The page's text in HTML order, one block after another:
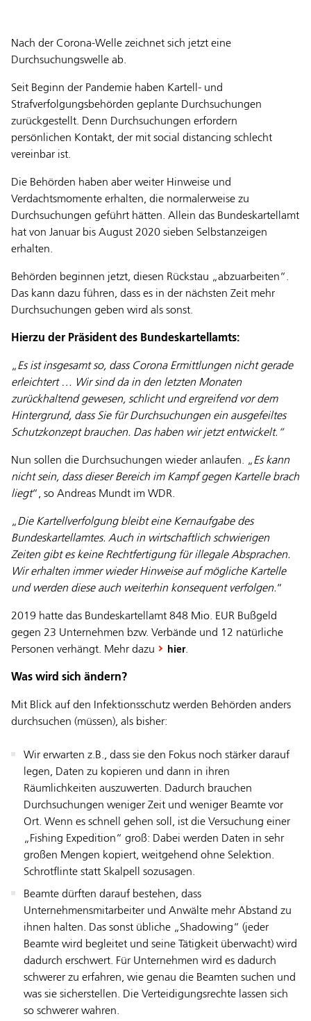
Nach der Corona-Welle zeichnet sich jetzt eine
Durchsuchungswelle ab.
Seit Beginn der Pandemie haben Kartell- und
Strafverfolgungsbehörden geplante Durchsuchungen
zurückgestellt. Denn Durchsuchungen erfordern
persönlichen Kontakt, der mit social distancing schlecht
vereinbar ist.
Die Behörden haben aber weiter Hinweise und
Verdachtsmomente erhalten, die normalerweise zu
Durchsuchungen geführt hätten. Allein das Bundeskartellamt
hat von Januar bis August 2020 sieben Selbstanzeigen
erhalten.
Behörden beginnen jetzt, diesen Rückstau „abzuarbeiten“.
Das kann dazu führen, dass es in der nächsten Zeit mehr
Durchsuchungen geben wird als sonst.
Hierzu der Präsident des Bundeskartellamts:
„Es ist insgesamt so, dass Corona Ermittlungen nicht gerade
erleichtert … Wir sind da in den letzten Monaten
zurückhaltend gewesen, schlicht und ergreifend vor dem
Hintergrund, dass Sie für Durchsuchungen ein ausgefeiltes
Schutzkonzept brauchen. Das haben wir jetzt entwickelt.“
Nun sollen die Durchsuchungen wieder anlaufen. „Es kann
nicht sein, dass dieser Bereich im Kampf gegen Kartelle brach
liegt“, so Andreas Mundt im WDR.
„Die Kartellverfolgung bleibt eine Kernaufgabe des
Bundeskartellamtes. Auch in wirtschaftlich schwierigen
Zeiten gibt es keine Rechtfertigung für illegale Absprachen.
Wir erhalten immer wieder Hinweise auf mögliche Kartelle
und werden diese auch weiterhin konsequent verfolgen.“
2019 hatte das Bundeskartellamt 848 Mio. EUR Bußgeld
gegen 23 Unternehmen bzw. Verbände und 12 natürliche
Personen verhängt. Mehr dazu
hier.
Was wird sich ändern?
Mit Blick auf den Infektionsschutz werden Behörden anders
durchsuchen (müssen), als bisher:
Wir erwarten z.B., dass sie den Fokus noch stärker darauf
legen, Daten zu kopieren und dann in ihren
Räumlichkeiten auszuwerten. Dadurch brauchen
Durchsuchungen weniger Zeit und weniger Beamte vor
Ort. Wenn es schnell gehen soll, ist die Versuchung einer
„Fishing Expedition“ groß: Dabei werden Daten in sehr
großen Mengen kopiert, weitgehend ohne Selektion.
Schrotflinte statt Skalpell sozusagen.
Beamte dürften darauf bestehen, dass
Unternehmensmitarbeiter und Anwälte mehr Abstand zu
ihnen halten. Das sonst übliche „Shadowing“ (jeder
Beamte wird begleitet und seine Tätigkeit überwacht) wird
dadurch erschwert. Für Unternehmen wird es dadurch
schwerer zu erfahren, wie genau die Beamten suchen und
was sie sicherstellen. Die Verteidigungsrechte lassen sich
so schwerer wahren.